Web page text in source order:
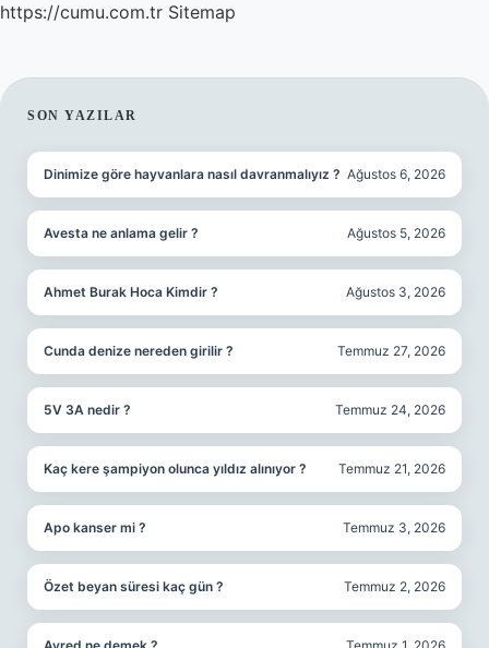
https://cumu.com.tr Sitemap
SIDEBAR
SON YAZILAR
Dinimize göre hayvanlara nasıl davranmalıyız ? Ağustos 6, 2026
Avesta ne anlama gelir ? Ağustos 5, 2026
Ahmet Burak Hoca Kimdir ? Ağustos 3, 2026
Cunda denize nereden girilir ? Temmuz 27, 2026
5V 3A nedir ? Temmuz 24, 2026
Kaç kere şampiyon olunca yıldız alınıyor ? Temmuz 21, 2026
Apo kanser mi ? Temmuz 3, 2026
Özet beyan süresi kaç gün ? Temmuz 2, 2026